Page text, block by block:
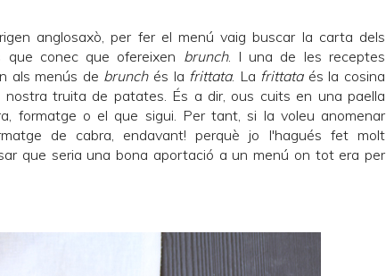
anglosaxò, per fer el menú vaig buscar la carta dels
que conec que ofereixen brunch. I una de les receptes
als menús de brunchés la frittata. La frittataés la cosina
nostra truita de patates. És a dir, ous cuits en una paella
formatge o el que sigui. Per tant, si la voleu anomenar
de cabra, endavant! perquè jo l'hagués fet molt
que seria una bona aportació a un menú on tot era per